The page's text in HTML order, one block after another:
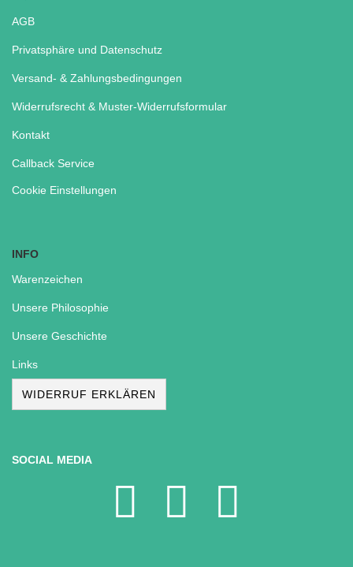
AGB
Privatsphäre und Datenschutz
Versand- & Zahlungsbedingungen
Widerrufsrecht & Muster-Widerrufsformular
Kontakt
Callback Service
Cookie Einstellungen
INFO
Warenzeichen
Unsere Philosophie
Unsere Geschichte
Links
WIDERRUF ERKLÄREN
SOCIAL MEDIA